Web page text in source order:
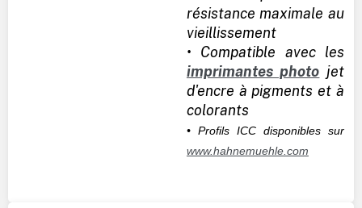
résistance maximale au
vieillissement
• Compatible avec les
imprimantes photo jet
d'encre à pigments et à
colorants
• Profils ICC disponibles sur
www.hahnemuehle.com